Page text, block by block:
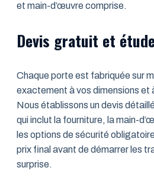
et main-d’œuvre comprise.
Devis gratuit et
Chaque porte est fabriquée sur
exactement à vos dimensions et
Nous établissons un devis
qui inclut la fourniture, la main-
les options de sécurité
prix final avant de démarrer les
surprise.